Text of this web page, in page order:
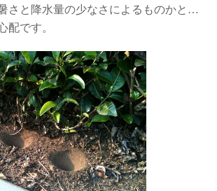
さと降水量の少なさによるものかと…
配です。